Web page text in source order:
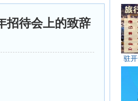
招待会上的致辞
驻